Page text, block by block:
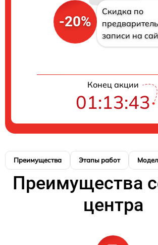
-20%
Скидка по
записи на
Конец акции
01:13:42
Преимущества Этапы работ
Преимущества
центра